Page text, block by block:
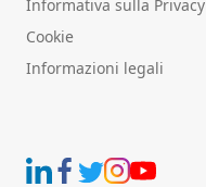
Informativa sulla Privacy
Cookie
Informazioni legali